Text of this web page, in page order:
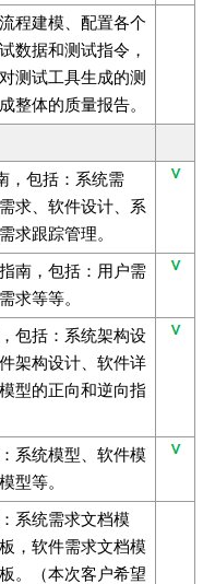
程建模、配置各个
数据和测试指令，
测试工具生成的测
整体的质量报告。
，包括：系统需
求、软件设计、系
求跟踪管理。
南，包括：用户需
求等等。
包括：系统架构设
架构设计、软件详
型的正向和逆向指
系统模型、软件模
型等。
系统需求文档模
，软件需求文档模
。（本次客户希望